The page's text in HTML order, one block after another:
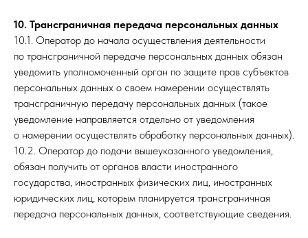
10. Трансграничная передача персональных данных
10.1. Оператор до начала осуществления деятельности
по трансграничной передаче персональных данных обязан
уведомить уполномоченный орган по защите прав субъектов
персональных данных о своем намерении осуществлять
трансграничную передачу персональных данных (такое
уведомление направляется отдельно от уведомления
о намерении осуществлять обработку персональных данных).
10.2. Оператор до подачи вышеуказанного уведомления,
обязан получить от органов власти иностранного
государства, иностранных физических лиц, иностранных
юридических лиц, которым планируется трансграничная
передача персональных данных, соответствующие сведения.